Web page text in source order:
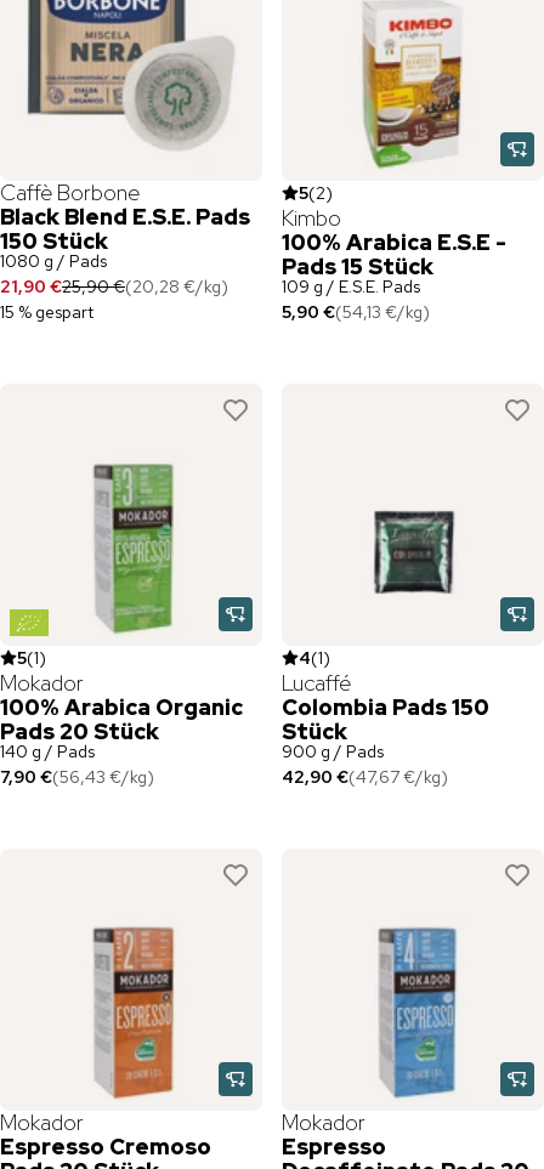
Caffè Borbone
Black Blend E.S.E. Pads
150 Stück
1080 g / Pads
21,90 €25,90 €(20,28 €/kg)
15 % gespart
5(2)
Kimbo
100% Arabica E.S.E -
Pads 15 Stück
109 g / E.S.E. Pads
5,90 €(54,13 €/kg)
5(1)
Mokador
100% Arabica Organic
Pads 20 Stück
140 g / Pads
7,90 €(56,43 €/kg)
4(1)
Lucaffé
Colombia Pads 150
Stück
900 g / Pads
42,90 €(47,67 €/kg)
Mokador
Espresso Cremoso
Mokador
Espresso